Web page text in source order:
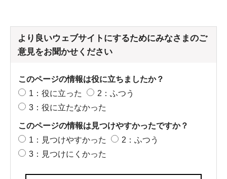
より良いウェブサイトにするためにみなさまのご
意見をお聞かせください
このページの情報は役に立ちましたか？
1：役に立った
2：ふつう
3：役に立たなかった
このページの情報は見つけやすかったですか？
1：見つけやすかった
2：ふつう
3：見つけにくかった